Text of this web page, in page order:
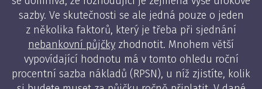
sazby. Ve skutečnosti se ale jedná pouze o jeden
z několika faktorů, který je třeba při sjednání
nebankovní půjčky zhodnotit. Mnohem větší
vypovídající hodnotu má v tomto ohledu roční
procentní sazba nákladů (RPSN), u níž zjistíte, kolik